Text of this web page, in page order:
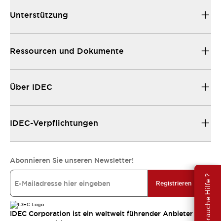
Brauche Hilfe ?
Unterstützung
Ressourcen und Dokumente
Über IDEC
IDEC-Verpflichtungen
Abonnieren Sie unseren Newsletter!
Registrieren
IDEC Corporation ist ein weltweit führender Anbieter